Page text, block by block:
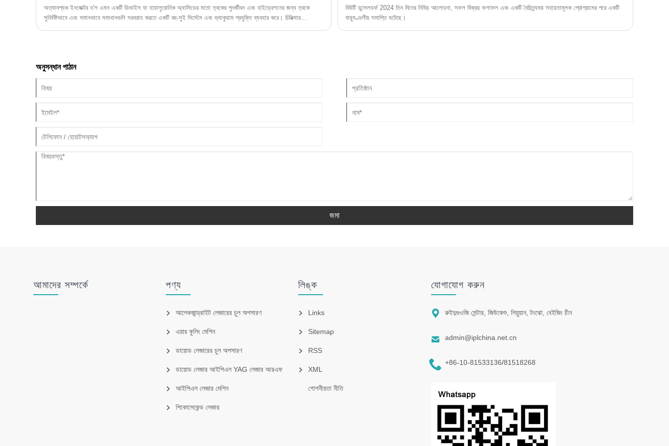
অত্যাবশ্যক ইনজেক্টর হ'ল এমন একটি ডিভাইস যা হায়ালুরোনিক অ্যাসিডের মতো ত্বকের পুনর্জীবন এবং হাইড্রেশনের জন্য ত্বকে
সুনির্দিষ্টভাবে এবং সমানভাবে সমাধানগুলি সরবরাহ করতে একটি বহু-সুই সিস্টেম এবং ভ্যাকুয়াম প্রযুক্তি ব্যবহার করে। চিকিত্সার
বিউটি ডুসেলডর্ফ 2024 তিন দিনের নিবিড় আলোচনা, সফল বিক্রয় ফলাফল এবং একটি বৈচিত্র্যময় সহায়তামূলক প্রোগ্রামের পরে একটি
বায়ুমণ্ডলীয় সমাপ্তি ঘটেছে।
অনুসন্ধান পাঠান
জমা
আমাদের সম্পর্কে পণ্য
আলেকজান্ড্রাইট লেজারের চুল অপসারণ
এয়ার কুলিং মেশিন
ডায়োড লেজারের চুল অপসারণ
ডায়োড লেজার আইপিএল YAG লেজার আরএফ
আইপিএল লেজার মেশিন
পিকোসেকেন্ড লেজার
লিঙ্ক
Links
Sitemap
RSS
XML
গোপনীয়তা নীতি
যোগাযোগ করুন
 রুইদুগুওজি সেন্টার, জিউকেশু, লিয়ুয়ান, টংঝো, বেইজিং চীন
 admin@iplchina.net.cn
 +86-10-81533136/81518268